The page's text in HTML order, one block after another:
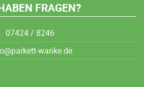
FRAGEN?
07424 / 8246
wanke.de